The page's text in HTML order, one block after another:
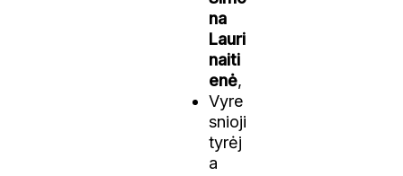
na
Lauri
naiti
enė,
Vyre
snioji
tyrėj
a